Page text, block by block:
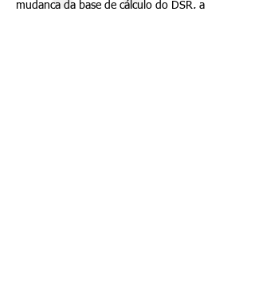
mudança da base de cálculo do DSR, a